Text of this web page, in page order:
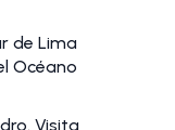
de Lima
Océano
Visita